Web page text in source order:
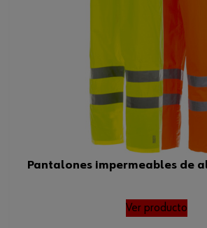
Pantalones impermeables de
Ver producto